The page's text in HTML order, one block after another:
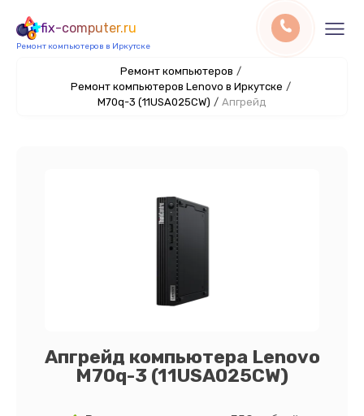
fix-computer.ru
Ремонт компьютеров в Иркутске
Ремонт компьютеров /
Ремонт компьютеров Lenovo в Иркутске /
M70q-3 (11USA025CW) / Апгрейд
Апгрейд компьютера Lenovo
M70q-3 (11USA025CW)